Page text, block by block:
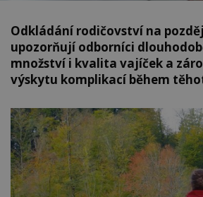
Odkládání rodičovství na
upozorňují odborníci
množství i kvalita vajíček a
výskytu komplikací během